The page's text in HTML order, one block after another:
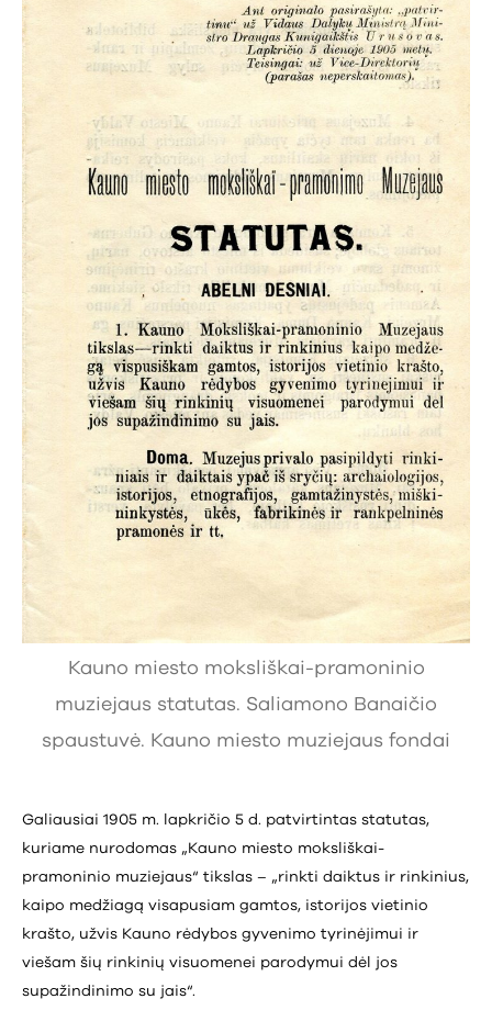
Kauno miesto moksliškai-pramoninio
muziejaus statutas. Saliamono Banaičio
spaustuvė. Kauno miesto muziejaus fondai
Galiausiai 1905 m. lapkričio 5 d. patvirtintas statutas,
kuriame nurodomas „Kauno miesto moksliškai-
pramoninio muziejaus“ tikslas – „rinkti daiktus ir rinkinius,
kaipo medžiagą visapusiam gamtos, istorijos vietinio
krašto, užvis Kauno rėdybos gyvenimo tyrinėjimui ir
viešam šių rinkinių visuomenei parodymui dėl jos
supažindinimo su jais“.